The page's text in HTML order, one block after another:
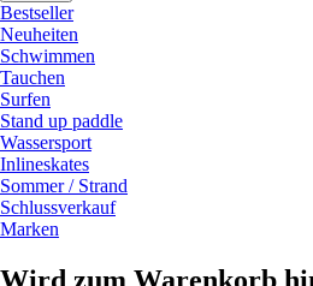
Bestseller
Neuheiten
Schwimmen
Tauchen
Surfen
Stand up paddle
Wassersport
Inlineskates
Sommer / Strand
Schlussverkauf
Marken
Wird zum Warenkorb